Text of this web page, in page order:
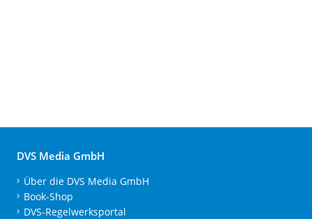
DVS Media GmbH
Über die DVS Media GmbH
Book-Shop
DVS-Regelwerksportal